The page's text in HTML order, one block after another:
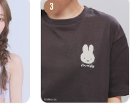
3
インストア
イト